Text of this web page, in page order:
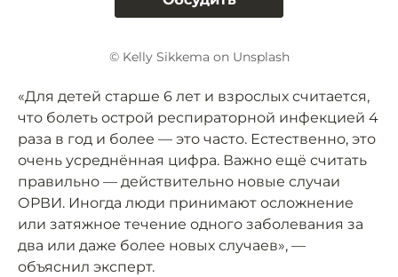
© Kelly Sikkema on Unsplash
«Для детей старше 6 лет и взрослых считается,
что болеть острой респираторной инфекцией 4
раза в год и более — это часто. Естественно, это
очень усреднённая цифра. Важно ещё считать
правильно — действительно новые случаи
ОРВИ. Иногда люди принимают осложнение
или затяжное течение одного заболевания за
два или даже более новых случаев», —
объяснил эксперт.